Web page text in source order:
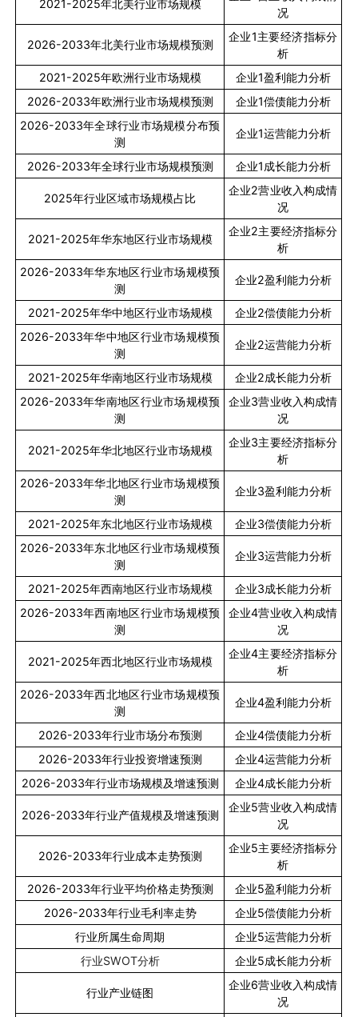
2021-2025年北美行业市场规模
况
2026-2033年北美行业市场规模预测
企业1主要经济指标分
析
2021-2025年欧洲行业市场规模 企业1盈利能力分析
2026-2033年欧洲行业市场规模预测 企业1偿债能力分析
2026-2033年全球行业市场规模分布预
测
企业1运营能力分析
2026-2033年全球行业市场规模预测 企业1成长能力分析
2025年行业区域市场规模占比
企业2营业收入构成情
况
2021-2025年华东地区行业市场规模
企业2主要经济指标分
析
2026-2033年华东地区行业市场规模预
测
企业2盈利能力分析
2021-2025年华中地区行业市场规模 企业2偿债能力分析
2026-2033年华中地区行业市场规模预
测
企业2运营能力分析
2021-2025年华南地区行业市场规模 企业2成长能力分析
2026-2033年华南地区行业市场规模预
测
企业3营业收入构成情
况
2021-2025年华北地区行业市场规模
企业3主要经济指标分
析
2026-2033年华北地区行业市场规模预
测
企业3盈利能力分析
2021-2025年东北地区行业市场规模 企业3偿债能力分析
2026-2033年东北地区行业市场规模预
测
企业3运营能力分析
2021-2025年西南地区行业市场规模 企业3成长能力分析
2026-2033年西南地区行业市场规模预
测
企业4营业收入构成情
况
2021-2025年西北地区行业市场规模
企业4主要经济指标分
析
2026-2033年西北地区行业市场规模预
测
企业4盈利能力分析
2026-2033年行业市场分布预测 企业4偿债能力分析
2026-2033年行业投资增速预测 企业4运营能力分析
2026-2033年行业市场规模及增速预测 企业4成长能力分析
2026-2033年行业产值规模及增速预测
企业5营业收入构成情
况
2026-2033年行业成本走势预测
企业5主要经济指标分
析
2026-2033年行业平均价格走势预测 企业5盈利能力分析
2026-2033年行业毛利率走势 企业5偿债能力分析
行业所属生命周期
企业5运营能力分析
行业SWOT分析 企业5成长能力分析
行业产业链图
企业6营业收入构成情
况